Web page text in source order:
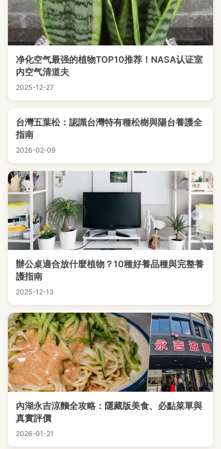
净化空气最强的植物TOP10推荐！NASA认证室
内空气清道夫
2025-12-27
台灣五葉松：認識台灣特有種松樹與陽台養護全
指南
2026-02-09
辦公桌適合放什麼植物？10種好養品種與完整養
護指南
2025-12-13
內湖永吉涼麵全攻略：隱藏版美食、必點菜單與
真實評價
2026-01-21